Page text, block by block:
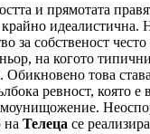
и прямотата
идеалистична.
за собственост
на когото
Обикновено това
ревност, която
на Телеца се